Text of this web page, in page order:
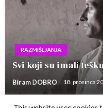
RAZMIŠLJANJA
Svi koji su imali
Biram DOBRO 18. prosinca